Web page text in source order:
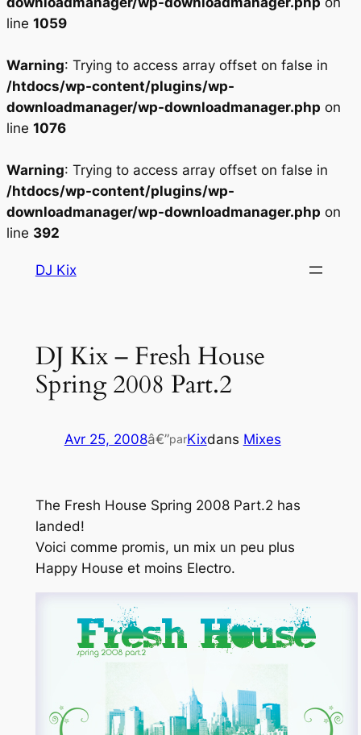
line 1059
Warning: Trying to access array offset on false in
/htdocs/wp-content/plugins/wp-
downloadmanager/wp-downloadmanager.php on
line 1076
Warning: Trying to access array offset on false in
/htdocs/wp-content/plugins/wp-
downloadmanager/wp-downloadmanager.php on
line 392
DJ Kix
DJ Kix – Fresh House
Spring 2008 Part.2
Avr 25, 2008â€”parKixdans Mixes
The Fresh House Spring 2008 Part.2 has
landed!
Voici comme promis, un mix un peu plus
Happy House et moins Electro.